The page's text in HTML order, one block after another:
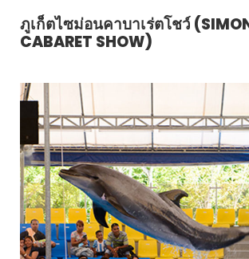
ภูเก็ตไซม่อนคาบาเร่ตโชว์
CABARET SHOW)